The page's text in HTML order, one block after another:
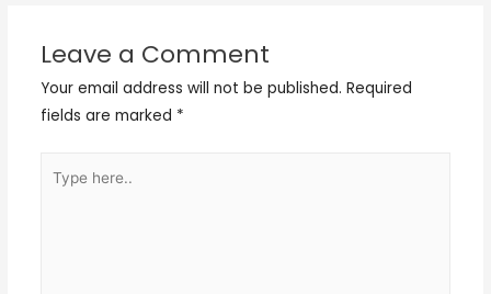
Leave a Comment
Your email address will not be published. Required
fields are marked *